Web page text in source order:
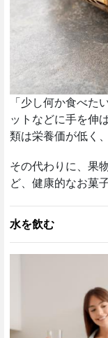
「少し何か食べた
ットなどに手を伸
類は栄養価が低く
その代わりに、果
ど、健康的なお菓
水を飲む